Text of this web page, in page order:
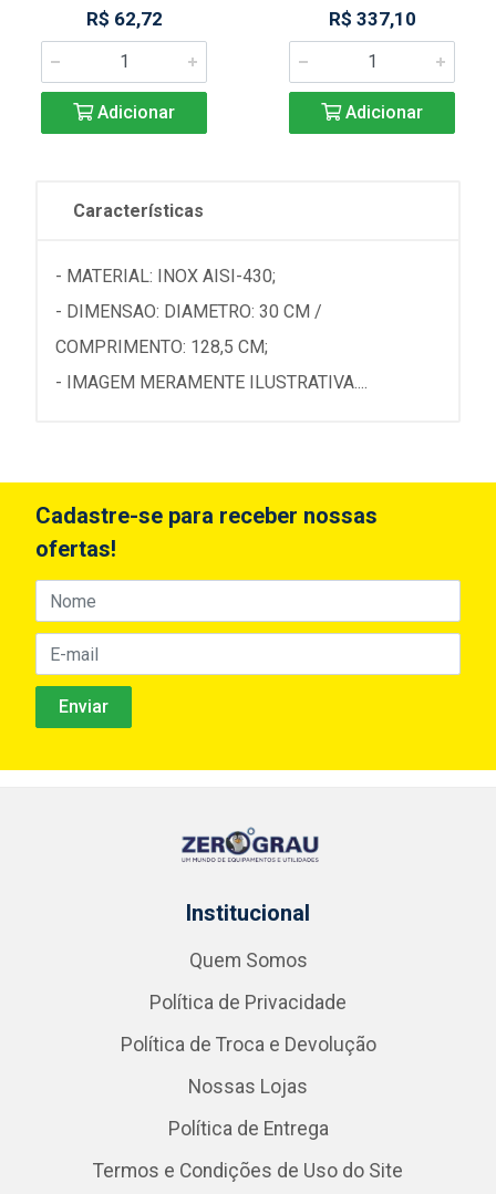
R$ 62,72
Adicionar
R$ 337,10
Adicionar
Características
- MATERIAL: INOX AISI-430;
- DIMENSAO: DIAMETRO: 30 CM /
COMPRIMENTO: 128,5 CM;
- IMAGEM MERAMENTE ILUSTRATIVA....
Cadastre-se para receber nossas
ofertas!
Institucional
Quem Somos
Política de Privacidade
Política de Troca e Devolução
Nossas Lojas
Política de Entrega
Termos e Condições de Uso do Site